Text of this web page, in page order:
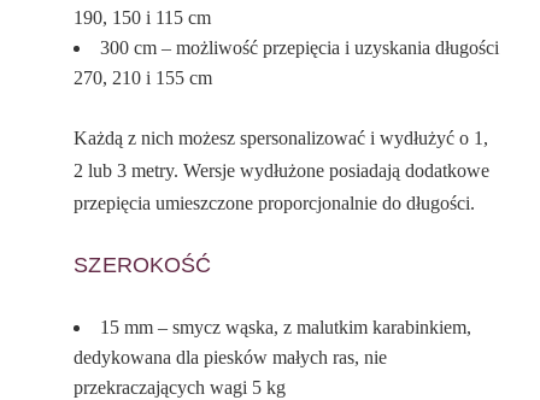
190, 150 i 115 cm
300 cm – możliwość przepięcia i uzyskania długości
270, 210 i 155 cm
Każdą z nich możesz spersonalizować i wydłużyć o 1,
2 lub 3 metry. Wersje wydłużone posiadają dodatkowe
przepięcia umieszczone proporcjonalnie do długości.
SZEROKOŚĆ
15 mm – smycz wąska, z malutkim karabinkiem,
dedykowana dla piesków małych ras, nie
przekraczających wagi 5 kg